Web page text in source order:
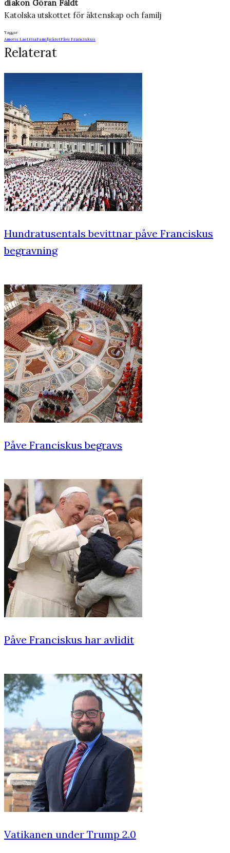
diakon Göran Fäldt
Katolska utskottet för äktenskap och familj
Taggar
Amoris LaetitiaFamiljeåretPåve Franciskus
Relaterat
Hundratusentals bevittnar påve Franciskus
begravning
Påve Franciskus begravs
Påve Franciskus har avlidit
Vatikanen under Trump 2.0